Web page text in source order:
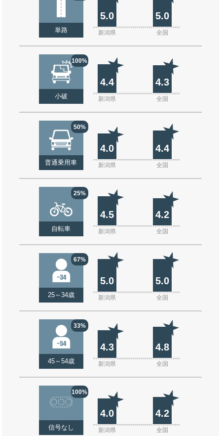
単路
5.0 5.0
新潟県 全国
100%
小破
4.4 4.3
新潟県 全国
50%
普通乗用車
4.0 4.4
新潟県 全国
25%
自転車
4.5 4.2
新潟県 全国
67%
25～34歳
5.0 5.0
新潟県 全国
33%
45～54歳
4.3 4.8
新潟県 全国
100%
信号なし
4.0 4.2
新潟県 全国